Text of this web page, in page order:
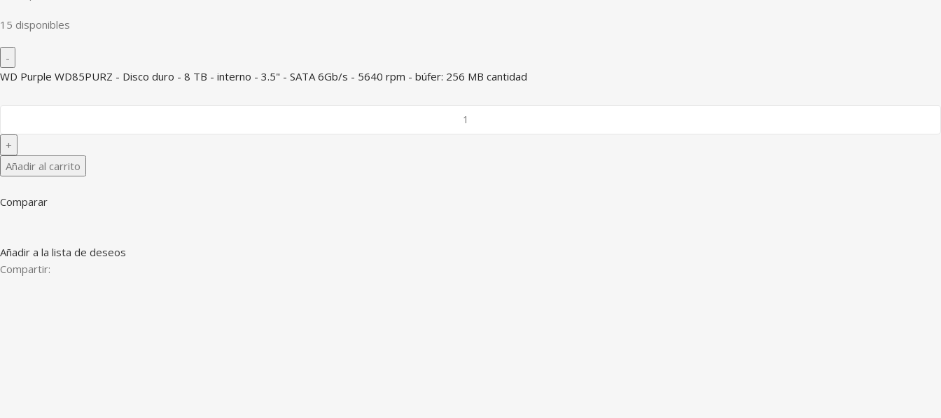
15 disponibles
WD Purple WD85PURZ - Disco duro - 8 TB - interno - 3.5" - SATA 6Gb/s - 5640 rpm - búfer: 256 MB cantidad
Añadir al carrito
Comparar
Añadir a la lista de deseos
Compartir: